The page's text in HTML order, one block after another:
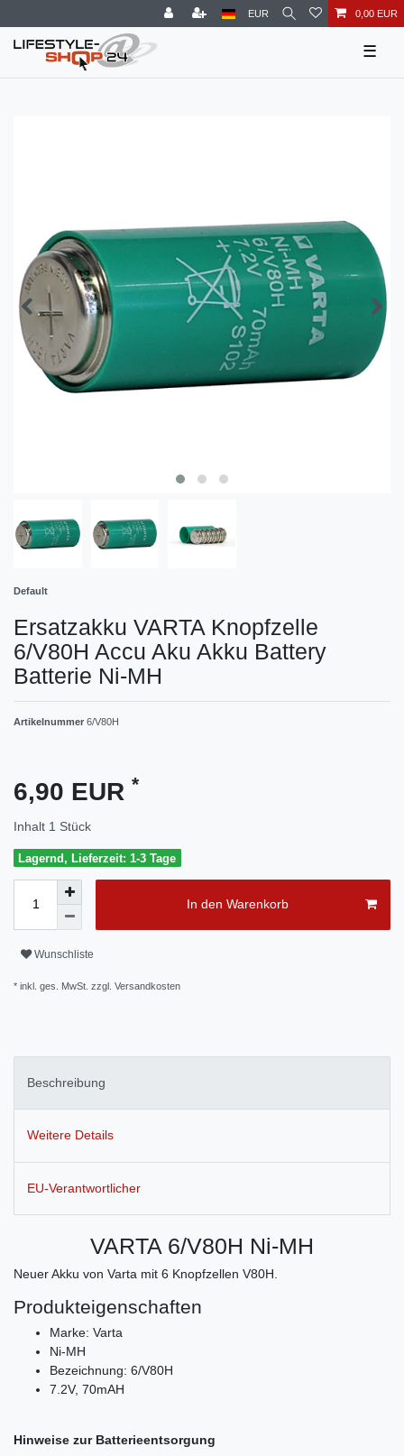
EUR 0,00 EUR
☰
Default
Ersatzakku VARTA Knopfzelle
6/V80H Accu Aku Akku Battery
Batterie Ni-MH
Artikelnummer 6/V80H
6,90 EUR *
Inhalt 1 Stück
Lagernd, Lieferzeit: 1-3 Tage
In den Warenkorb
Wunschliste
* inkl. ges. MwSt. zzgl. Versandkosten
Beschreibung
Weitere Details
EU-Verantwortlicher
VARTA 6/V80H Ni-MH
Neuer Akku von Varta mit 6 Knopfzellen V80H.
Produkteigenschaften
Marke: Varta
Ni-MH
Bezeichnung: 6/V80H
7.2V, 70mAH
Hinweise zur Batterieentsorgung